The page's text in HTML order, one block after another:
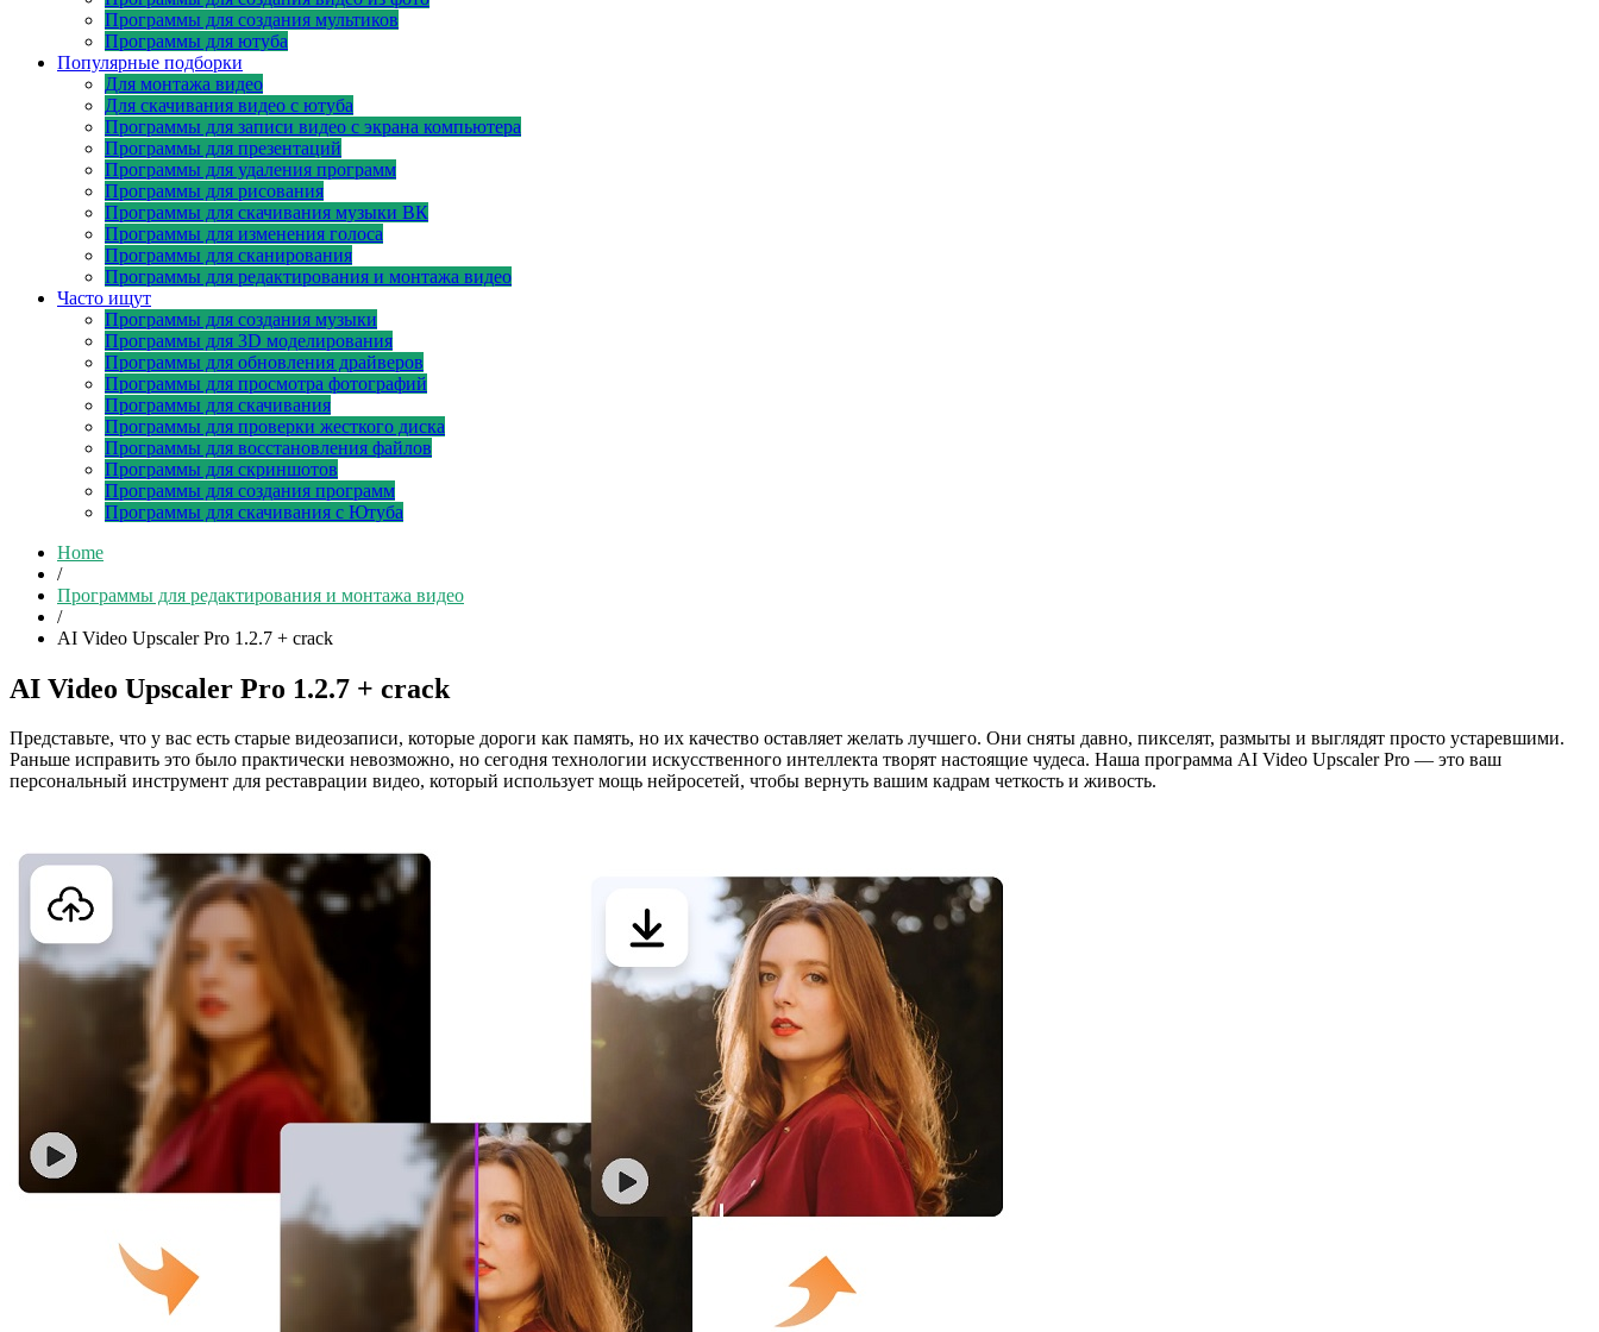
Программы для создания мультиков
Программы для ютуба
Популярные подборки
Для монтажа видео
Для скачивания видео с ютуба
Программы для записи видео с экрана компьютера
Программы для презентаций
Программы для удаления программ
Программы для рисования
Программы для скачивания музыки ВК
Программы для изменения голоса
Программы для сканирования
Программы для редактирования и монтажа видео
Часто ищут
Программы для создания музыки
Программы для 3D моделирования
Программы для обновления драйверов
Программы для просмотра фотографий
Программы для скачивания
Программы для проверки жесткого диска
Программы для восстановления файлов
Программы для скриншотов
Программы для создания программ
Программы для скачивания с Ютуба
Home
/
Программы для редактирования и монтажа видео
/
AI Video Upscaler Pro 1.2.7 + crack
AI Video Upscaler Pro 1.2.7 + crack
Представьте, что у вас есть старые видеозаписи, которые дороги как память, но их качество оставляет желать лучшего. Они сняты давно, пикселят, размыты и выглядят просто устаревшими.
Раньше исправить это было практически невозможно, но сегодня технологии искусственного интеллекта творят настоящие чудеса. Наша программа AI Video Upscaler Pro — это ваш
персональный инструмент для реставрации видео, который использует мощь нейросетей, чтобы вернуть вашим кадрам четкость и живость.